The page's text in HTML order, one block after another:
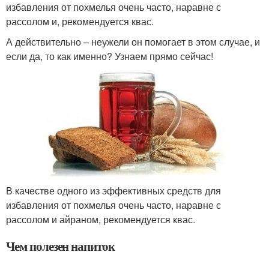
избавления от похмелья очень часто, наравне с
рассолом и, рекомендуется квас.
А действительно – неужели он помогает в этом случае, и
если да, то как именно? Узнаем прямо сейчас!
В качестве одного из эффективных средств для
избавления от похмелья очень часто, наравне с
рассолом и айраном, рекомендуется квас.
Чем полезен напиток